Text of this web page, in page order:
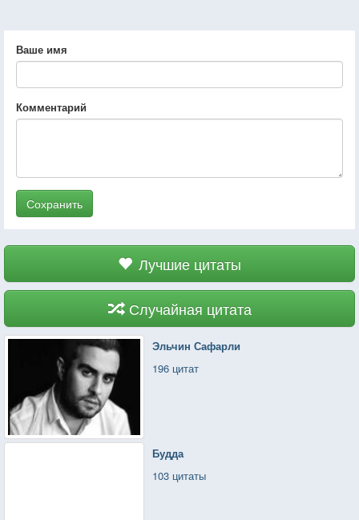
Ваше имя
Комментарий
Сохранить
Лучшие цитаты
Случайная цитата
Эльчин Сафарли
196 цитат
Будда
103 цитаты